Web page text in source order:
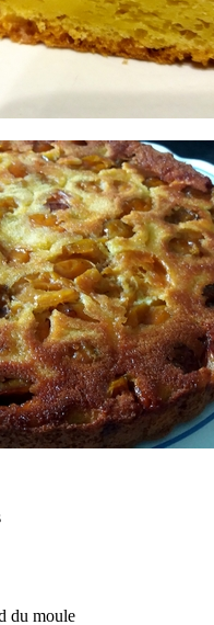
du moule